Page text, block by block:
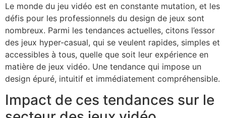
Le monde du jeu vidéo est en constante mutation, et les
défis pour les professionnels du design de jeux sont
nombreux. Parmi les tendances actuelles, citons l’essor
des jeux hyper-casual, qui se veulent rapides, simples et
accessibles à tous, quelle que soit leur expérience en
matière de jeux vidéo. Une tendance qui impose un
design épuré, intuitif et immédiatement compréhensible.
Impact de ces tendances sur le